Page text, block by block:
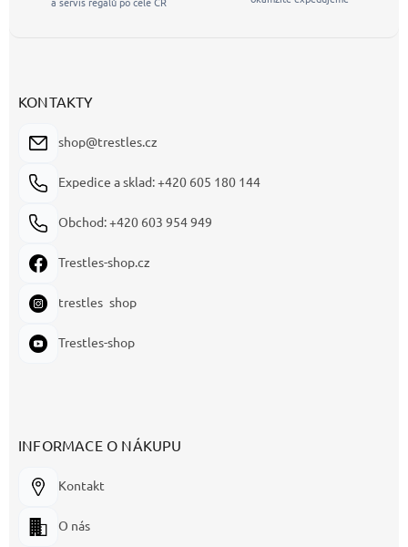
KONTAKTY
shop@trestles.cz
Expedice a sklad: +420 605 180 144
Obchod: +420 603 954 949
Trestles-shop.cz
trestles_shop
Trestles-shop
INFORMACE O NÁKUPU
Kontakt
O nás